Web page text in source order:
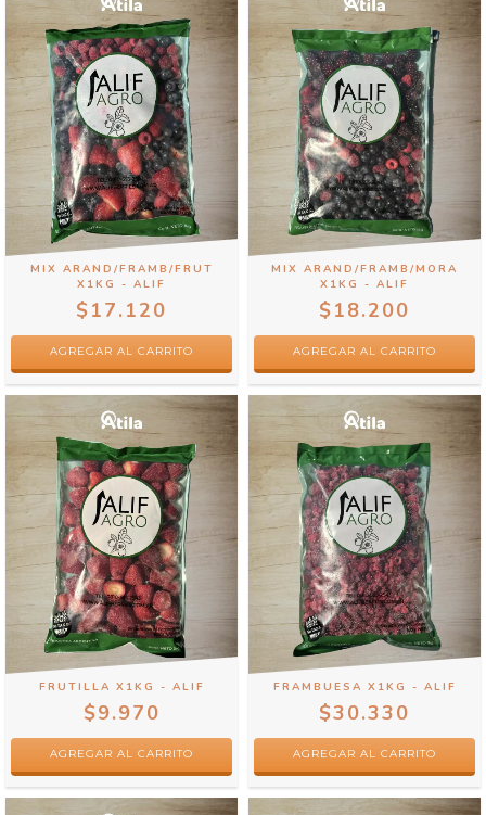
MIX ARAND/FRAMB/FRUT
X1KG - ALIF
$17.120
MIX ARAND/FRAMB/MORA
X1KG - ALIF
$18.200
FRUTILLA X1KG - ALIF
$9.970
FRAMBUESA X1KG - ALIF
$30.330